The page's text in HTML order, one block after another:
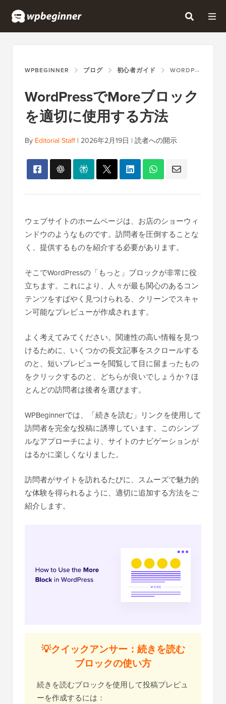
WPBEGINNER ブログ 初心者ガイド WORDPRESSでMOREブロックを適切に使用する方法
WordPressでMoreブロック
を適切に使用する方法
By Editorial Staff| 2026年2月19日 | 読者への開示
ウェブサイトのホームページは、お店のショーウィ
ンドウのようなものです。訪問者を圧倒することな
く、提供するものを紹介する必要があります。
そこでWordPressの「もっと」ブロックが非常に役
立ちます。これにより、人々が最も関心のあるコン
テンツをすばやく見つけられる、クリーンでスキャ
ン可能なプレビューが作成されます。
よく考えてみてください。関連性の高い情報を見つ
けるために、いくつかの長文記事をスクロールする
のと、短いプレビューを閲覧して目に留まったもの
をクリックするのと、どちらが良いでしょうか？ほ
とんどの訪問者は後者を選びます。
WPBeginnerでは、「続きを読む」リンクを使用して
訪問者を完全な投稿に誘導しています。このシンプ
ルなアプローチにより、サイトのナビゲーションが
はるかに楽しくなりました。
訪問者がサイトを訪れるたびに、スムーズで魅力的
な体験を得られるように、適切に追加する方法をご
紹介します。
💡クイックアンサー：続きを読む
ブロックの使い方
続きを読むブロックを使用して投稿プレビュ
ーを作成するには：